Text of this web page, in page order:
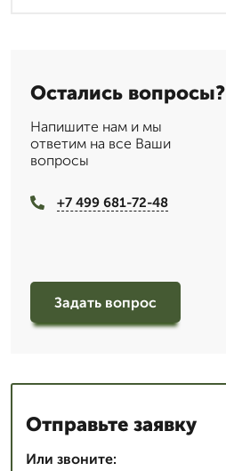
Остались вопросы?
Напишите нам и мы
ответим на все Ваши
вопросы
+7 499 681-72-48
Задать вопрос
Отправьте заявку
Или звоните: